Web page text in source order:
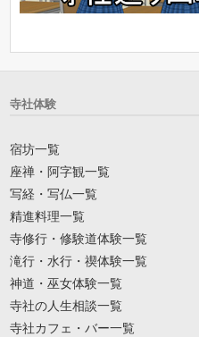
寺社体験
宿坊一覧
座禅・阿字観一覧
写経・写仏一覧
精進料理一覧
寺修行・修験道体験一覧
滝行・水行・禊体験一覧
神道・巫女体験一覧
寺社の人生相談一覧
寺社カフェ・バー一覧